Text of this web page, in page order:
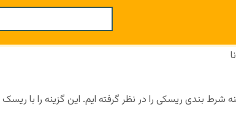
شرط بندی ریسکی را در نظر گرفته ایم. این گزینه را با